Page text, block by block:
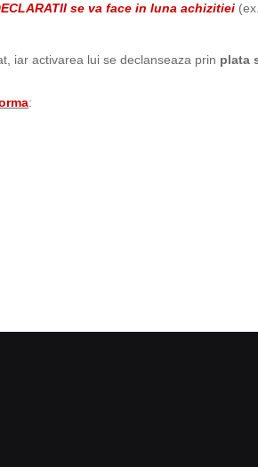
se va face in luna achizitiei
iar activarea lui se declanseaza prin plata
: